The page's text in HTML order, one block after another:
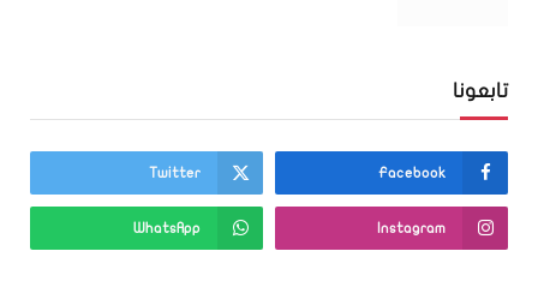
تابعونا
Facebook
Twitter
Instagram
WhatsApp